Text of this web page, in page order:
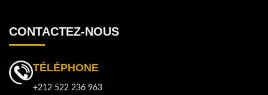
CONTACTEZ-NOUS
TÉLÉPHONE
+212 522 236 963